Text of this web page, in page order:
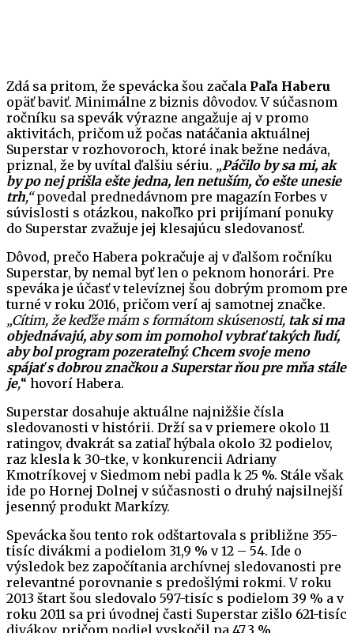
Zdá sa pritom, že spevácka šou začala Paľa Haberu
opäť baviť. Minimálne z biznis dôvodov. V súčasnom
ročníku sa spevák výrazne angažuje aj v promo
aktivitách, pričom už počas natáčania aktuálnej
Superstar v rozhovoroch, ktoré inak bežne nedáva,
priznal, že by uvítal ďalšiu sériu. „Páčilo by sa mi, ak
by po nej prišla ešte jedna, len netuším, čo ešte unesie
trh,“povedal prednedávnom pre magazín Forbes v
súvislosti s otázkou, nakoľko pri prijímaní ponuky
do Superstar zvažuje jej klesajúcu sledovanosť.
Dôvod, prečo Habera pokračuje aj v ďalšom ročníku
Superstar, by nemal byť len o peknom honorári. Pre
speváka je účasť v televíznej šou dobrým promom pre
turné v roku 2016, pričom verí aj samotnej značke.
„Cítim, že keďže mám s formátom skúsenosti, tak si ma
objednávajú, aby som im pomohol vybrať takých ľudí,
aby bol program pozerateľný. Chcem svoje meno
spájať s dobrou značkou a Superstar ňou pre mňa stále
je,“ hovorí Habera.
Superstar dosahuje aktuálne najnižšie čísla
sledovanosti v histórii. Drží sa v priemere okolo 11
ratingov, dvakrát sa zatiaľ hýbala okolo 32 podielov,
raz klesla k 30-tke, v konkurencii Adriany
Kmotríkovej v Siedmom nebi padla k 25 %. Stále však
ide po Hornej Dolnej v súčasnosti o druhý najsilnejší
jesenný produkt Markízy.
Spevácka šou tento rok odštartovala s približne 355-
tisíc divákmi a podielom 31,9 % v 12 – 54. Ide o
výsledok bez započítania archívnej sledovanosti pre
relevantné porovnanie s predošlými rokmi. V roku
2013 štart šou sledovalo 597-tisíc s podielom 39 % a v
roku 2011 sa pri úvodnej časti Superstar zišlo 621-tisíc